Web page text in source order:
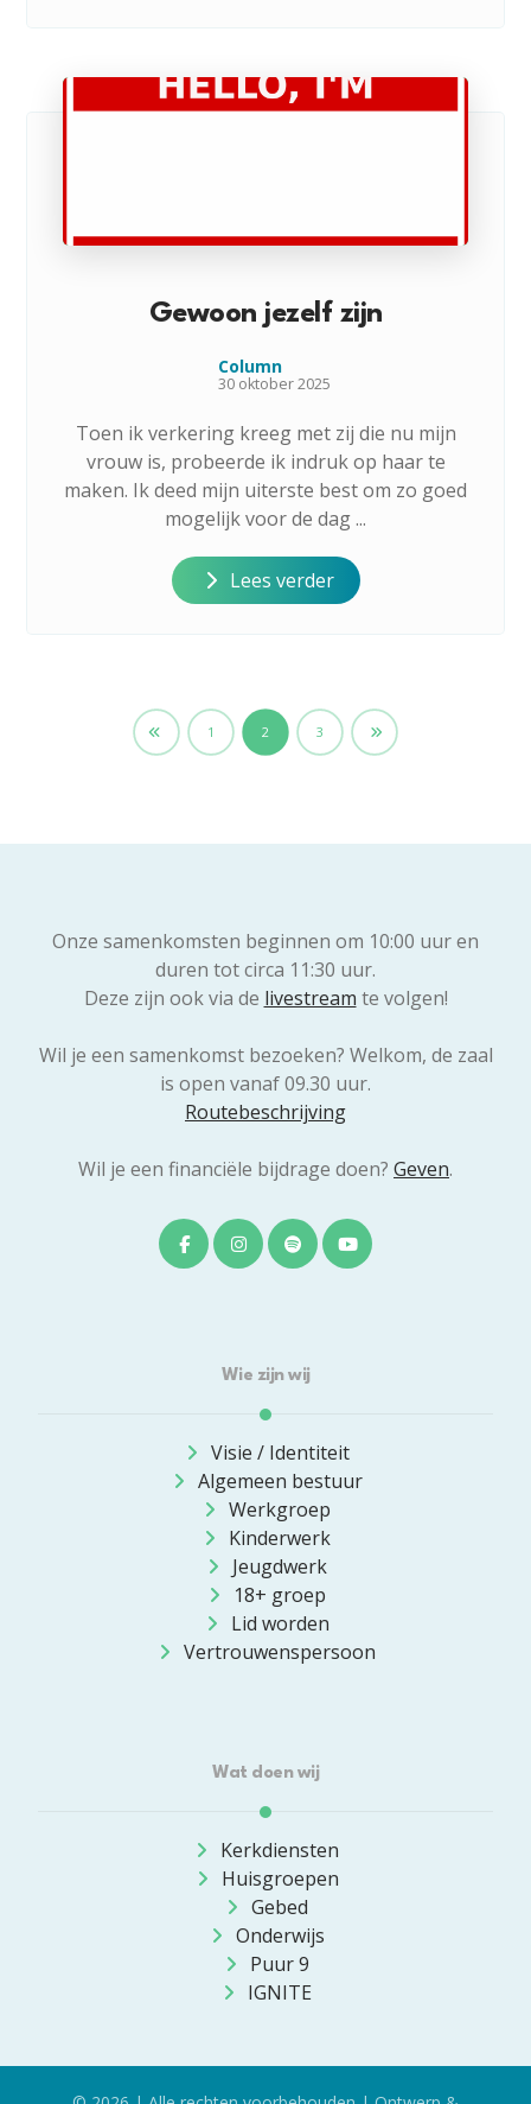
Gewoon jezelf zijn
Column
30 oktober 2025
Toen ik verkering kreeg met zij die nu mijn
vrouw is, probeerde ik indruk op haar te
maken. Ik deed mijn uiterste best om zo goed
mogelijk voor de dag ...
Lees verder
1 2 3
Onze samenkomsten beginnen om 10:00 uur en
duren tot circa 11:30 uur.
Deze zijn ook via de livestream te volgen!
Wil je een samenkomst bezoeken? Welkom, de zaal
is open vanaf 09.30 uur.
Routebeschrijving
Wil je een financiële bijdrage doen? Geven.
Wie zijn wij
Visie / Identiteit
Algemeen bestuur
Werkgroep
Kinderwerk
Jeugdwerk
18+ groep
Lid worden
Vertrouwenspersoon
Wat doen wij
Kerkdiensten
Huisgroepen
Gebed
Onderwijs
Puur 9
IGNITE